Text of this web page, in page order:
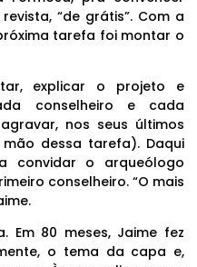
“de grátis”. Com a
tarefa foi montar o
explicar o projeto e
conselheiro e cada
nos seus últimos
dessa tarefa). Daqui
convidar o arqueólogo
conselheiro. “O mais
Em 80 meses, Jaime fez
o tema da capa e,